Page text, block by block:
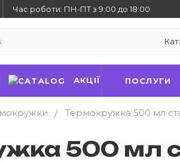
Час роботи: ПН-ПТ з 9:00 до 18:00
АКЦІЇ ПОСЛУГИ
Термокружка 500 мл
500 мл